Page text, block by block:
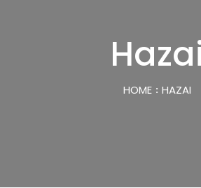
HOME HAZAI